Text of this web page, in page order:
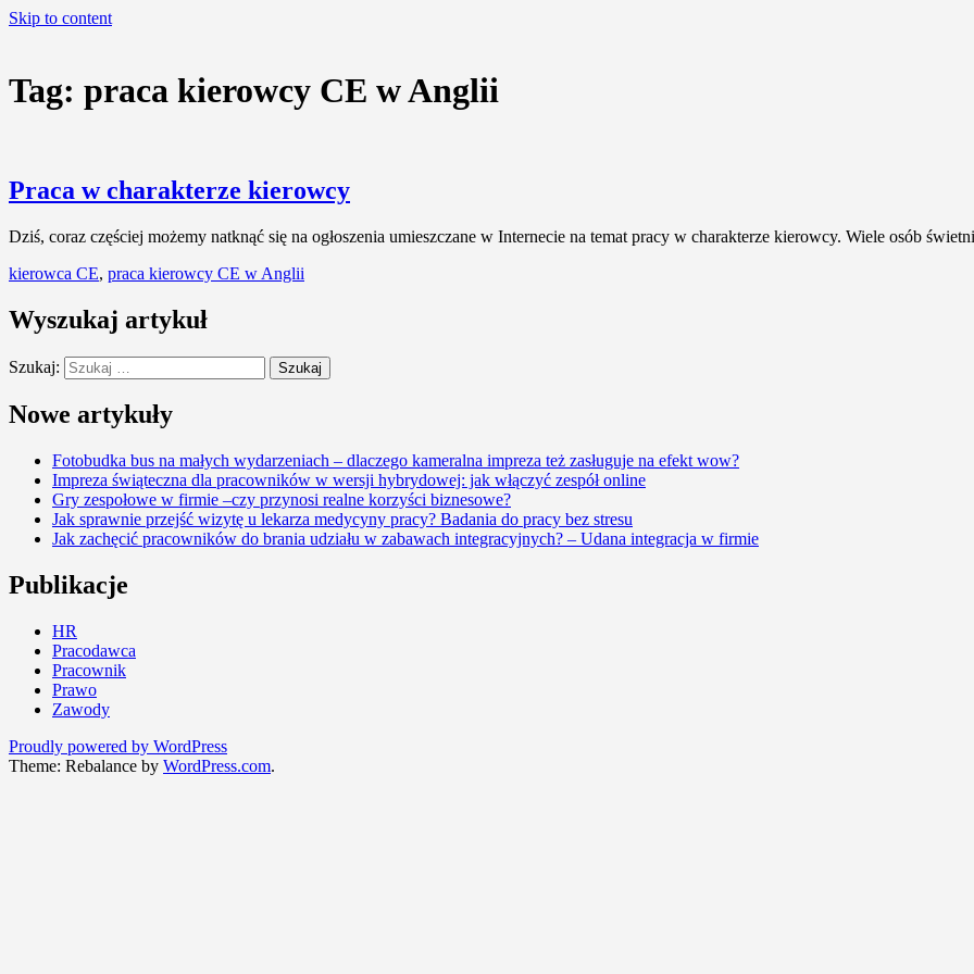
Skip to content
Tag: praca kierowcy CE w Anglii
Praca w charakterze kierowcy
Dziś, coraz częściej możemy natknąć się na ogłoszenia umieszczane w Internecie na temat pracy w charakterze kierowcy. Wiele osób
kierowca CE, praca kierowcy CE w Anglii
Wyszukaj artykuł
Szukaj:
Nowe artykuły
Fotobudka bus na małych wydarzeniach – dlaczego kameralna impreza też zasługuje na efekt wow?
Impreza świąteczna dla pracowników w wersji hybrydowej: jak włączyć zespół online
Gry zespołowe w firmie –czy przynosi realne korzyści biznesowe?
Jak sprawnie przejść wizytę u lekarza medycyny pracy? Badania do pracy bez stresu
Jak zachęcić pracowników do brania udziału w zabawach integracyjnych? – Udana integracja w firmie
Publikacje
HR
Pracodawca
Pracownik
Prawo
Zawody
Proudly powered by WordPress
Theme: Rebalance by WordPress.com.